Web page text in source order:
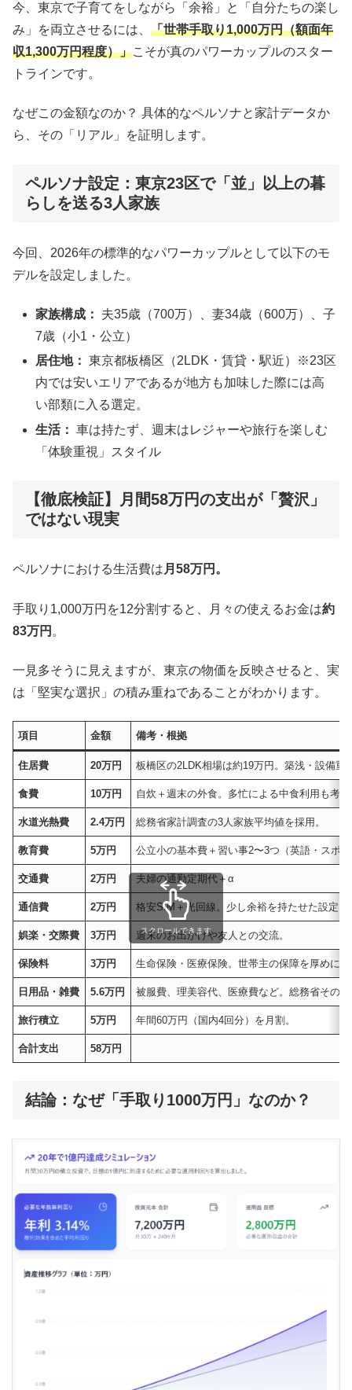
今、東京で子育てをしながら「余裕」と「自分たちの楽し
み」を両立させるには、 「世帯手取り1,000万円（額面年
収1,300万円程度）」こそが真のパワーカップルのスター
トラインです。
なぜこの金額なのか？ 具体的なペルソナと家計データか
ら、その「リアル」を証明します。
ペルソナ設定：東京23区で「並」以上の暮
らしを送る3人家族
今回、2026年の標準的なパワーカップルとして以下のモ
デルを設定しました。
家族構成：
夫35歳（700万）、妻34歳（600万）、子
7歳（小1・公立）
居住地： 東京都板橋区（2LDK・賃貸・駅近）※23区
内では安いエリアであるが地方も加味した際には高
い部類に入る選定。
生活： 車は持たず、週末はレジャーや旅行を楽しむ
「体験重視」スタイル
【徹底検証】月間58万円の支出が「贅沢」
ではない現実
ペルソナにおける生活費は 月58万円。
手取り1,000万円を12分割すると、月々の使えるお金は約
83万円 。
一見多そうに見えますが、東京の物価を反映させると、実
は「堅実な選択」の積み重ねであることがわかります。
項目 金額 備考・根拠
住居費 20万円 板橋区の2LDK相場は約19万円。築浅・設備重
食費 10万円 自炊＋週末の外食。多忙による中食利用も考
水道光熱費 2.4万円 総務省家計調査の3人家族平均値を採用。
教育費 5万円 公立小の基本費＋習い事2〜3つ（英語・スポ
交通費 2万円 夫婦の通勤定期代＋α
通信費 2万円 格安SIM＋光回線。少し余裕を持たせた設定。
娯楽・交際費 3万円 週末のお出かけや友人との交流。
保険料 3万円 生命保険・医療保険。世帯主の保障を厚めに。
日用品・雑費 5.6万円 被服費、理美容代、医療費など。総務省その
旅行積立 5万円 年間60万円（国内4回分）を月割。
合計支出 58万円
スクロールできます
結論：なぜ「手取り1000万円」なのか？